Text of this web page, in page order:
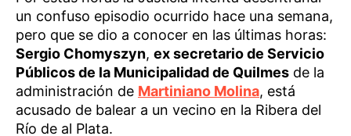
un confuso episodio ocurrido hace una semana,
pero que se dio a conocer en las últimas horas:
Sergio Chomyszyn, ex secretario de Servicio
Públicos de la Municipalidad de Quilmes de la
administración de Martiniano Molina, está
acusado de balear a un vecino en la Ribera del
Río de al Plata.